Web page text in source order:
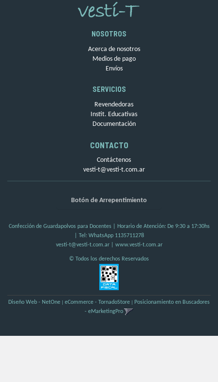
NOSOTROS
Acerca de nosotros
Medios de pago
Envíos
SERVICIOS
Revendedoras
Instit. Educativas
Documentación
CONTACTO
Contáctenos
vesti-t@vesti-t.com.ar
Botón de Arrepentimiento
Confección de Guardapolvos para Docentes | Horario de Atención: De 9:30 a 17:30hs
| Tel: WhatsApp 1135711278
vesti-t@vesti-t.com.ar| www.vesti-t.com.ar
© Todos los derechos Reservados
Diseño Web - NetOne eCommerce - TornadoStore
Posicionamiento en Buscadores
- eMarketingPro